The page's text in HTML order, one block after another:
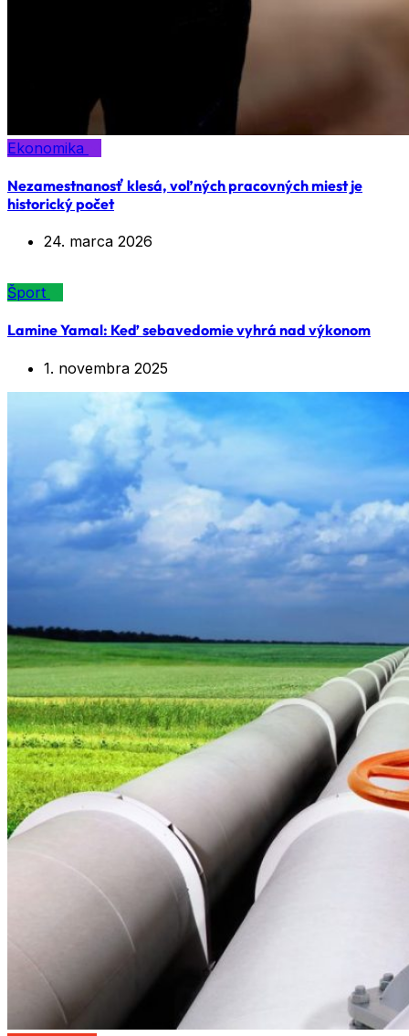
Ekonomika
Nezamestnanosť klesá, voľných pracovných miest je
historický počet
24. marca 2026
Šport
Lamine Yamal: Keď sebavedomie vyhrá nad výkonom
1. novembra 2025